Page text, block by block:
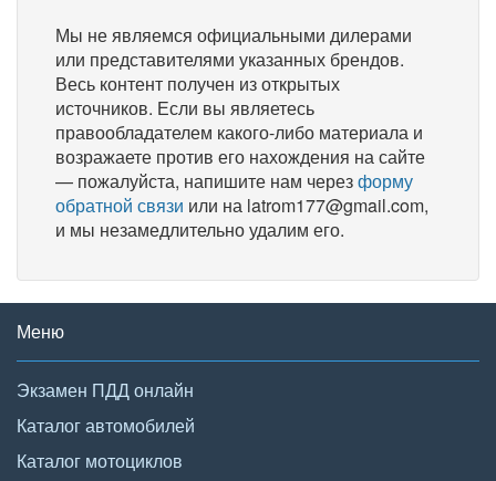
Мы не являемся официальными дилерами
или представителями указанных брендов.
Весь контент получен из открытых
источников. Если вы являетесь
правообладателем какого-либо материала и
возражаете против его нахождения на сайте
— пожалуйста, напишите нам черезформу
обратной связи или на latrom177@gmail.com,
и мы незамедлительно удалим его.
Меню
Экзамен ПДД онлайн
Каталог автомобилей
Каталог мотоциклов